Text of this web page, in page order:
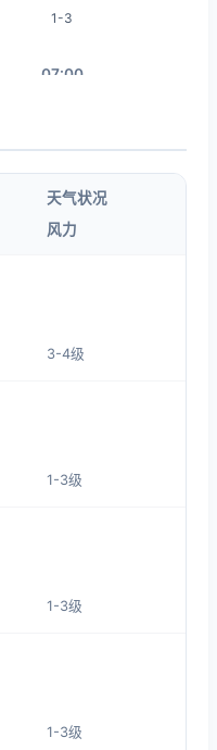
1-3
07:00
11:00
14:00
1-3
1-3
天气状况
风力
3-4级
1-3级
1-3级
1-3级